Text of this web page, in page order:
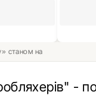
станом на
-